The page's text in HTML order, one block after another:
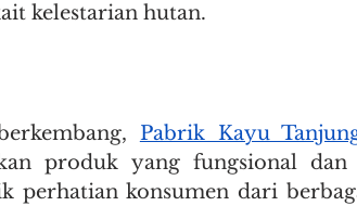
kelestarian hutan.
Pabrik Kayu
produk yang fungsional dan
perhatian konsumen dari